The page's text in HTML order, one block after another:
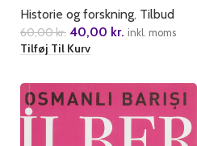
Historie og forskning, Tilbud
60,00kr. 40,00 kr. inkl. moms
Tilføj Til Kurv